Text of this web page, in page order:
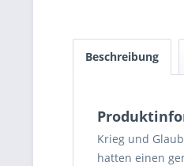
Beschreibung
Krieg und
hatten einen